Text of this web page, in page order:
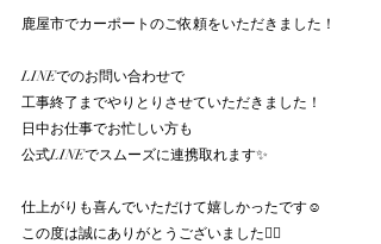
鹿屋市でカーポートのご依頼をいただきました！
LINEでのお問い合わせで
工事終了までやりとりさせていただきました！
日中お仕事でお忙しい方も
公式LINEでスムーズに連携取れます✨
仕上がりも喜んでいただけて嬉しかったです☺️
この度は誠にありがとうございました🙇‍♀️